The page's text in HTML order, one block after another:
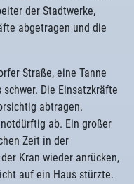
der Stadtwerke,
abgetragen und die
Straße, eine Tanne
Die Einsatzkräfte
abtragen.
ab. Ein großer
Zeit in der
Kran wieder anrücken,
auf ein Haus stürzte.